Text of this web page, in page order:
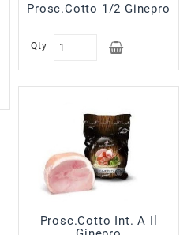
Prosc.Cotto 1/2 Ginepro
Qty
Prosc.Cotto Int. A Il